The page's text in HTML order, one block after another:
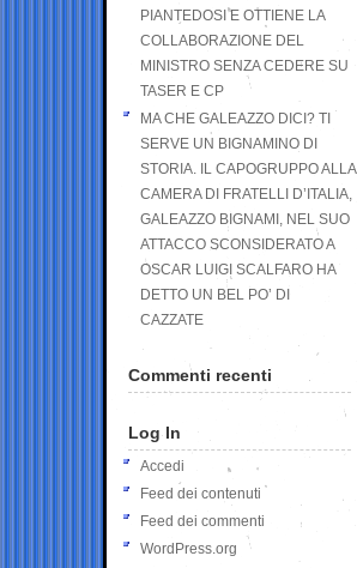
PIANTEDOSI E OTTIENE LA
COLLABORAZIONE DEL
MINISTRO SENZA CEDERE SU
TASER E CP
MA CHE GALEAZZO DICI? TI
SERVE UN BIGNAMINO DI
STORIA. IL CAPOGRUPPO ALLA
CAMERA DI FRATELLI D’ITALIA,
GALEAZZO BIGNAMI, NEL SUO
ATTACCO SCONSIDERATO A
OSCAR LUIGI SCALFARO HA
DETTO UN BEL PO’ DI
CAZZATE
Commenti recenti
Log In
Accedi
Feed dei contenuti
Feed dei commenti
WordPress.org